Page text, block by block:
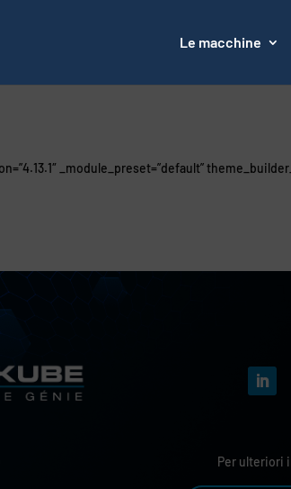
Le macchine
_module_preset=”default”
Per ulteriori